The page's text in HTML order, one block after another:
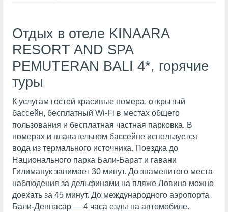
Отдых в отеле KINAARA
RESORT AND SPA
PEMUTERAN BALI 4*, горячие
туры
К услугам гостей красивые номера, открытый
бассейн, бесплатный Wi-Fi в местах общего
пользования и бесплатная частная парковка. В
номерах и плавательном бассейне используется
вода из термального источника. Поездка до
Национального парка Бали-Барат и гавани
Гилиманук занимает 30 минут. До знаменитого места
наблюдения за дельфинами на пляже Ловина можно
доехать за 45 минут. До международного аэропорта
Бали-Денпасар — 4 часа езды на автомобиле.